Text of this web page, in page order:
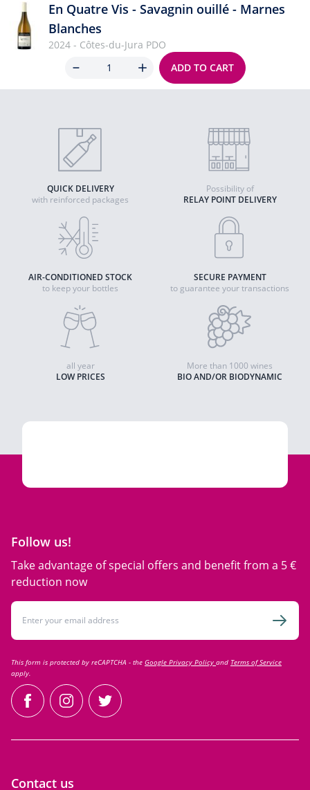
En Quatre Vis - Savagnin ouillé - Marnes
Blanches
2024 - Côtes-du-Jura PDO
ADD TO CART
QUICK DELIVERY
with reinforced packages
RELAY POINT DELIVERY
Possibility of
AIR-CONDITIONED STOCK
to keep your bottles
SECURE PAYMENT
to guarantee your transactions
LOW PRICES
all year
BIO AND/OR BIODYNAMIC
More than 1000 wines
Follow us!
Take advantage of special offers and benefit from a 5 €
reduction now
Email Address
This form is protected by reCAPTCHA - the Google Privacy Policy and Terms of Service
apply.
facebookinstagramtwitter
Contact us